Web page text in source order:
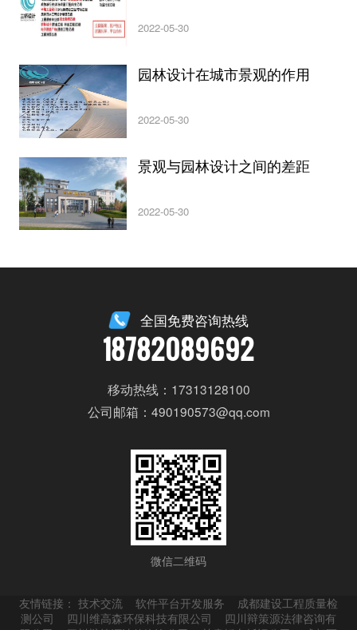
2022-05-30
园林设计在城市景观的作用
2022-05-30
景观与园林设计之间的差距
2022-05-30
全国免费咨询热线
18782089692
移动热线：17313128100
公司邮箱：490190573@qq.com
微信二维码
友情链接：技术交流 软件平台开发服务
成都建设工程质量检
测公司
四川维高森环保科技有限公司
四川辩策源法律咨询有